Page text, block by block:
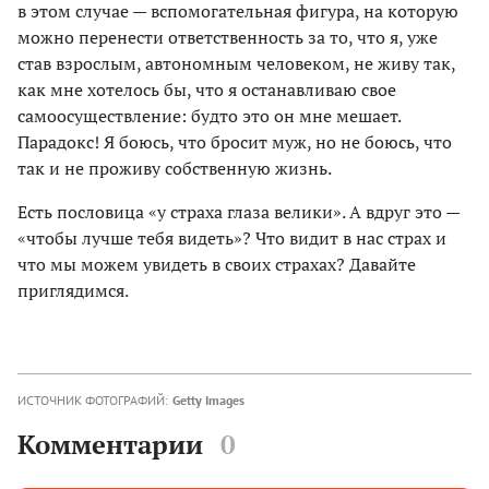
в этом случае — вспомогательная фигура, на которую
можно перенести ответственность за то, что я, уже
став взрослым, автономным человеком, не живу так,
как мне хотелось бы, что я останавливаю свое
самоосуществление: будто это он мне мешает.
Парадокс! Я боюсь, что бросит муж, но не боюсь, что
так и не проживу собственную жизнь.
Есть пословица «у страха глаза велики». А вдруг это —
«чтобы лучше тебя видеть»? Что видит в нас страх и
что мы можем увидеть в своих страхах? Давайте
приглядимся.
ИСТОЧНИК ФОТОГРАФИЙ: Getty Images
Комментарии 0